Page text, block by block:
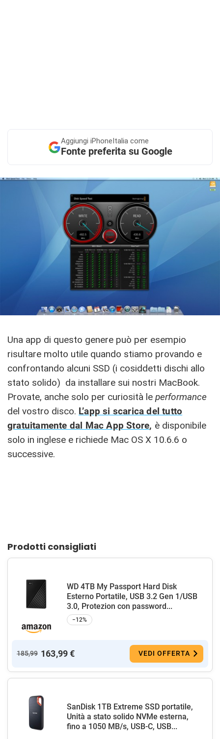
Aggiungi iPhoneItalia come
Fonte preferita su Google
Una app di questo genere può per esempio
risultare molto utile quando stiamo provando e
confrontando alcuni SSD (i cosiddetti dischi allo
stato solido) da installare sui nostri MacBook.
Provate, anche solo per curiosità le performance
del vostro disco. L’app si scarica del tutto
gratuitamente dal Mac App Store, è disponibile
solo in inglese e richiede Mac OS X 10.6.6 o
successive.
Prodotti consigliati
WD 4TB My Passport Hard Disk
Esterno Portatile, USB 3.2 Gen 1/USB
3.0, Protezion con password...
−12%
185,99 163,99 € VEDI OFFERTA
SanDisk 1TB Extreme SSD portatile,
Unità a stato solido NVMe esterna,
fino a 1050 MB/s, USB-C, USB...